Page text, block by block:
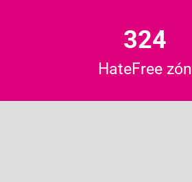
324
HateFree zón